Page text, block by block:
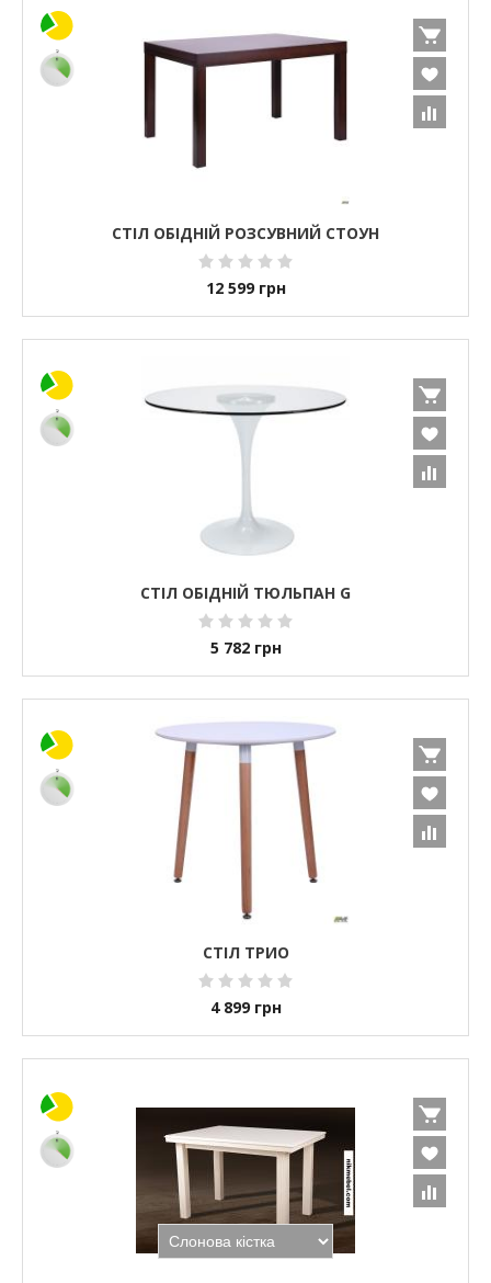
СТІЛ ОБІДНІЙ РОЗСУВНИЙ СТОУН
12 599 грн
СТІЛ ОБІДНІЙ ТЮЛЬПАН G
5 782 грн
СТІЛ ТРИО
4 899 грн